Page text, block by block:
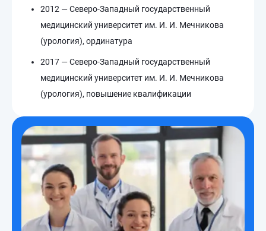
2012 — Северо-Западный государственный
медицинский университет им. И. И. Мечникова
(урология), ординатура
2017 — Северо-Западный государственный
медицинский университет им. И. И. Мечникова
(урология), повышение квалификации